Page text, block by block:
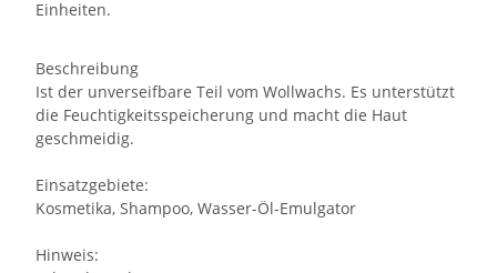
Einheiten.
Beschreibung
Ist der unverseifbare Teil vom Wollwachs. Es unterstützt
die Feuchtigkeitsspeicherung und macht die Haut
geschmeidig.
Einsatzgebiete:
Kosmetika, Shampoo, Wasser-Öl-Emulgator
Hinweis: